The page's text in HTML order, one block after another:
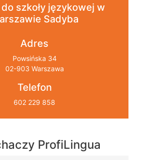
szkoły językowej w
Sadyba
Adres
Powsińska 34
02-903 Warszawa
Telefon
602 229 858
ProfiLingua